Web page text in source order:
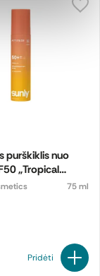
purškiklis nuo
„Tropical
75 ml
Pridėti